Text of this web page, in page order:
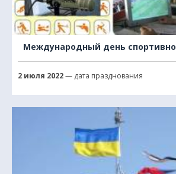
Международный день
2 июля 2022— дата празднования